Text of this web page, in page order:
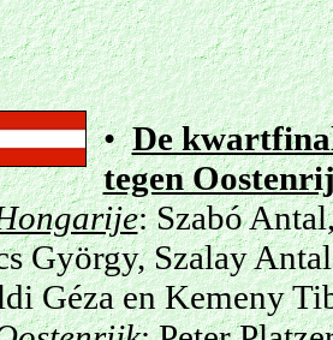
•De
tegen
:SzabóAntal,
György, Szalay
Géza en Kemeny